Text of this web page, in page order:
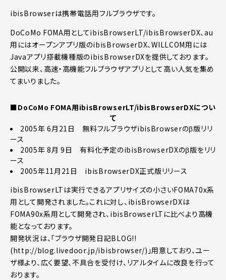
ibisBrowserは携帯電話用フルブラウザです。
DoCoMo FOMA用としてibisBrowserLT/ibisBrowserDX、au
用にはオープンアプリ版のibisBrowserDX、WILLCOM用には
Javaアプリ搭載機種版のibisBrowserDXを提供しております。
公開以来、高速・高機能フルブラウザアプリとして高い人気を集め
てまいりました。
■DoCoMo FOMA用ibisBrowserLT/ibisBrowserDXについ
て
2005年 6月21日 無料フルブラウザibisBrowserのβ版リリ
ース
2005年 8月 9日 有料化予定のibisBrowserDXのβ版をリリ
ース
2005年11月21日 ibisBrowserDX正式版リリース
ibisBrowserLTは実行できるアプリサイズの小さいFOMA70x系
用として開発されました。これに対し、ibisBrowserDXは
FOMA90x系用として開発され、ibisBrowserLTに比べより高機
能となっております。
開発状況は、「ブラウザ開発日記BLOG!!
(http://blog.livedoor.jp/ibisbrowser/)」用意しており、ユー
ザ様より、広く要望、不具合を受付け、リアルタイムに改良を行って
おります。